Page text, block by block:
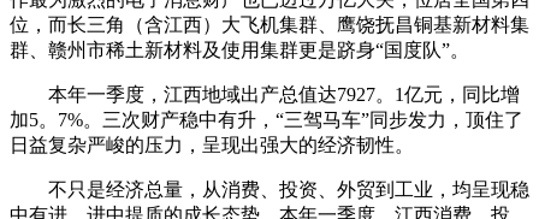
位，而长三角（含江西）大飞机集群、鹰饶抚昌铜基新材料集
群、赣州市稀土新材料及使用集群更是跻身“国度队”。
本年一季度，江西地域出产总值达7927。1亿元，同比增
加5。7%。三次财产稳中有升，“三驾马车”同步发力，顶住了
日益复杂严峻的压力，呈现出强大的经济韧性。
不只是经济总量，从消费、投资、外贸到工业，均呈现稳
中有进、进中提质的成长态势。本年一季度，江西消费、投